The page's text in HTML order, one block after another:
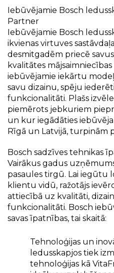
Iebūvējamie Bosch
Partner
Iebūvējamie Bosch
ikvienas virtuves
desmitgadēm priecē
kvalitātes
iebūvējamie iekārtu
savu dizainu, spēju
funkcionalitāti. Plašs
piemērots jebkuriem
un kur iegādāties
Rīgā un Latvijā, turpinām
Bosch sadzīves tehnikas
Vairākus gadus
pasaules tirgū. Lai iegūtu
klientu vidū, ražotājs
attiecībā uz kvalitāti,
funkcionalitāti. Bosch
savas īpatnības, tai skaitā:
Tehnoloģijas un
ledusskapjos tiek
tehnoloģijas kā